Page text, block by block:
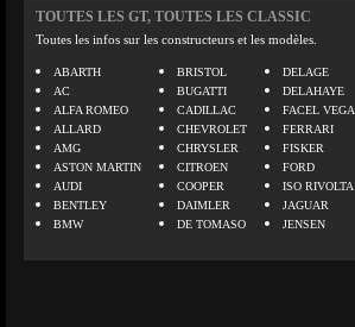
TOUTES LES GT, TOUTES LES CLASSIC
Toutes les infos sur les constructeurs et les modèles.
ABARTH
AC
ALFA ROMEO
ALLARD
AMG
ASTON MARTIN
AUDI
BENTLEY
BMW
BRISTOL
BUGATTI
CADILLAC
CHEVROLET
CHRYSLER
CITROEN
COOPER
DAIMLER
DE TOMASO
DELAGE
DELAHAYE
FACEL VEGA
FERRARI
FISKER
FORD
ISO RIVOLTA
JAGUAR
JENSEN